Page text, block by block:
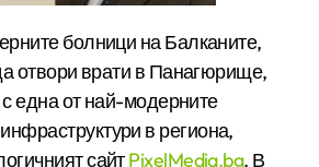
отвори врати в Панагюрище,
една от най-­модерните
в региона,
сайтPixelMedia.bg. В